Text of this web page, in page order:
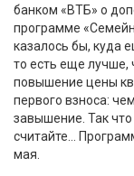
банком «ВТБ» о
программе
казалось бы, куда
то есть еще
повышение цены
первого взноса:
завышение. Так
считайте…
мая.